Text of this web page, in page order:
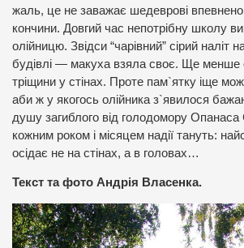
жаль, це не заважає шедеврові
кончини. Довгий час непотрібну школу
олійницю. Звідси “чарівний” сірий наліт
будівлі — макуха взяла своє. Ще менше
тріщини у стінах. Проте пам`ятку іще
аби ж у якогось олійника з`явилося
душу загиблого від голодомору
кожним роком і місяцем надії тануть:
осідає не на стінах, а в головах…
Текст та фото Андрія Власенка.